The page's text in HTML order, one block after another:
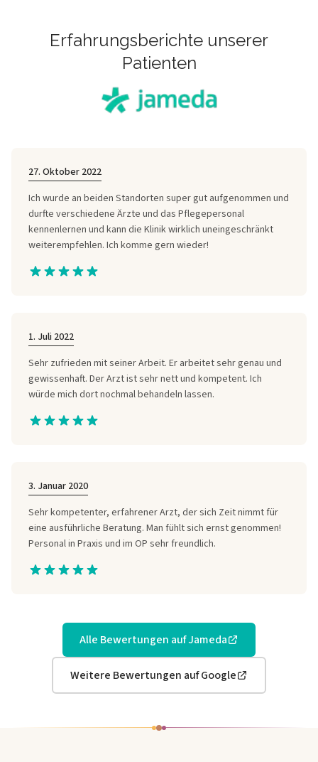
Erfahrungsberichte unserer
Patienten
27. Oktober 2022
Ich wurde an beiden Standorten super gut aufgenommen und
durfte verschiedene Ärzte und das Pflegepersonal
kennenlernen und kann die Klinik wirklich uneingeschränkt
weiterempfehlen. Ich komme gern wieder!
1. Juli 2022
Sehr zufrieden mit seiner Arbeit. Er arbeitet sehr genau und
gewissenhaft. Der Arzt ist sehr nett und kompetent. Ich
würde mich dort nochmal behandeln lassen.
3. Januar 2020
Sehr kompetenter, erfahrener Arzt, der sich Zeit nimmt für
eine ausführliche Beratung. Man fühlt sich ernst genommen!
Personal in Praxis und im OP sehr freundlich.
Alle Bewertungen auf Jameda
Weitere Bewertungen auf Google
BEHANDLUNG ERFAHREN?